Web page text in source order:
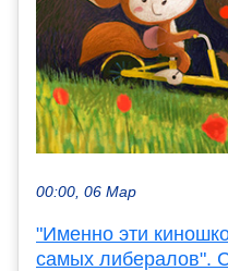
00:00, 06 Мар
"Именно эти
самых либералов".